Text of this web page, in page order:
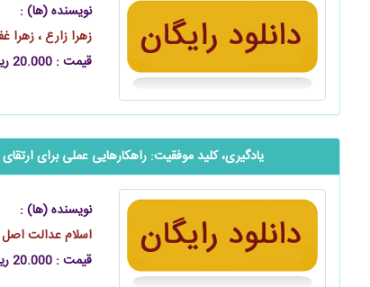
نویسنده (ها) :
زهرا زارع ، زهرا
قیمت : 20.000 ریال
یادگیری، کلید موفقیت: راهکارهایی عملی برای
نویسنده (ها) :
اسلام عدالت اصل
قیمت : 20.000 ریال